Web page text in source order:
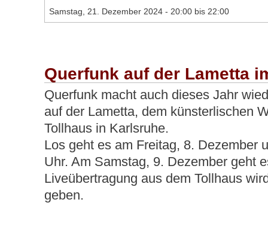
Samstag, 21. Dezember 2024 - 20:00 bis 22:00
Querfunk auf der Lametta
Querfunk macht auch dieses Jahr
auf der Lametta, dem künsterlischen
Tollhaus in Karlsruhe.
Los geht es am Freitag, 8. Dezember
Uhr. Am Samstag, 9. Dezember geht
Liveübertragung aus dem Tollhaus
geben.